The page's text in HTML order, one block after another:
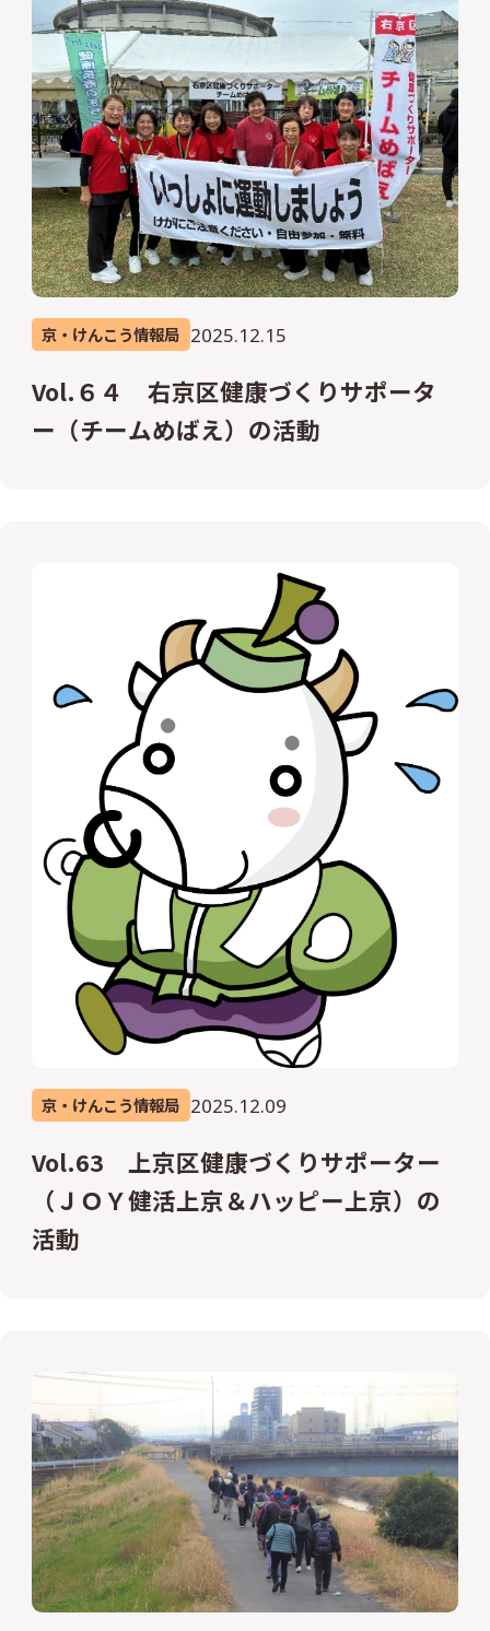
京・けんこう情報局 2025.12.15
Vol.６４ 右京区健康づくりサポータ
ー（チームめばえ）の活動
京・けんこう情報局 2025.12.09
Vol.63 上京区健康づくりサポーター
（ＪＯＹ健活上京＆ハッピー上京）の
活動